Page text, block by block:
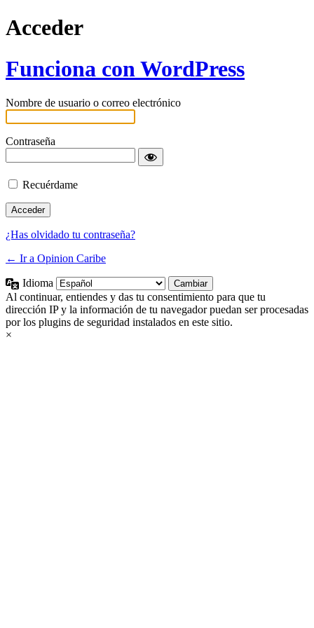
Acceder
Funciona con WordPress
Nombre de usuario o correo electrónico
Contraseña
Recuérdame
¿Has olvidado tu contraseña?
← Ir a Opinion Caribe
Idioma
Al continuar, entiendes y das tu consentimiento para que tu
dirección IP y la información de tu navegador puedan ser procesadas
por los plugins de seguridad instalados en este sitio.
×